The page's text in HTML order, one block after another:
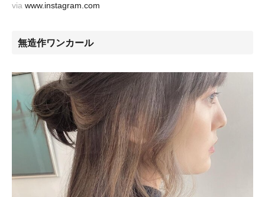
via www.instagram.com
無造作ワンカール